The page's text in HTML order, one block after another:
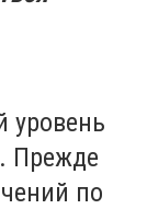
уровень
Прежде
по